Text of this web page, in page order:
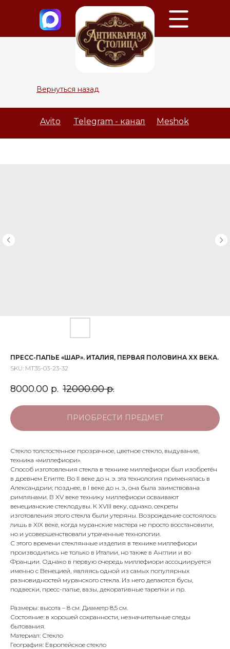
Вернуться назад
Meshok
Avito Telegram - канал
ПРЕСС-ПАПЬЕ «ШАР». ИТАЛИЯ, ПЕРВАЯ ПОЛОВИНА XX ВЕКА.
SKU: МТ35-03-23-32
8000.00 р. 12000.00 р.
ПРИОБРЕСТИ ПРЕДМЕТ
Стекло толстостенное прозрачное, цветное стекло, выдувание,
техника «миллефиори».
Способ изготовления стекла в технике миллефиори был изобретён
в древнем Египте. Во II веке до н. э. эта технология применялась в
Александрии; позднее, в I веке до н. э., она была заимствована
римлянами. В XV веке технику миллефиори осваивают
венецианские стеклодувы. К XVIII веку, однако, секреты
изготовления этого стекла были утеряны. Возрождение состоялось
лишь в XIX веке, когда муранские мастера не просто восстановили,
но и усовершенствовали утраченные технологии.
С этого времени стеклянные изделия в технике миллефиори
производились не только в Италии, но также в Англии и во
Франции. Однако в первую очередь миллефиори ассоциируется
именно с Венецией, являясь одной из самых популярных
разновидностей муранского стекла. Из него делаются бусы,
подвески, пресс-папье, вазы, декоративные тарелки и пр.
Размеры: высота – 8 см. Диаметр 8,5 см.
Состояние: в хорошей сохранности, незначительные следы
бытования.
Материал: Стекло
География: Европейское стекло